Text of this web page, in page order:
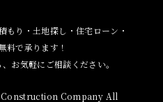
もり・土地探し・住宅ローン・
料で承ります！
お気軽にご相談ください。
Company All